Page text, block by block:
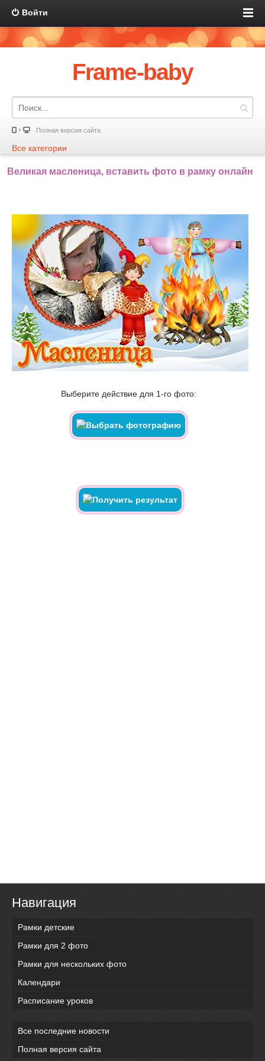
Войти
Frame-baby
Полная версия сайта
Все категории
Великая масленица, вставить фото в рамку онлайн
Выберите действие для 1-го фото:
Навигация
Рамки детские
Рамки для 2 фото
Рамки для нескольких фото
Календари
Расписание уроков
Все последние новости
Полная версия сайта